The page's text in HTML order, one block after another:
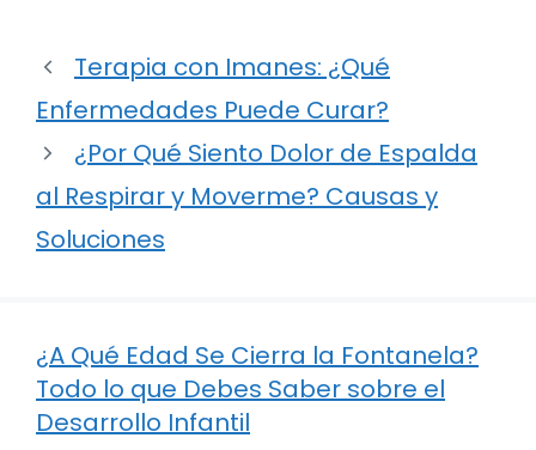
Terapia con Imanes: ¿Qué
Enfermedades Puede Curar?
¿Por Qué Siento Dolor de Espalda
al Respirar y Moverme? Causas y
Soluciones
¿A Qué Edad Se Cierra la Fontanela?
Todo lo que Debes Saber sobre el
Desarrollo Infantil